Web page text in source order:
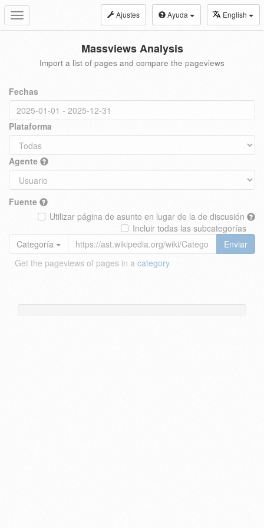
Toggle
navigation
Ajustes Ayuda English
Massviews Analysis
Import a list of pages and compare the pageviews
Fechas
Plataforma
Agente
Fuente
Utilizar página de asunto en lugar de la de discusión
Incluir todas las subcategorías
Categoría
Enviar
Get the pageviews of pages in a category